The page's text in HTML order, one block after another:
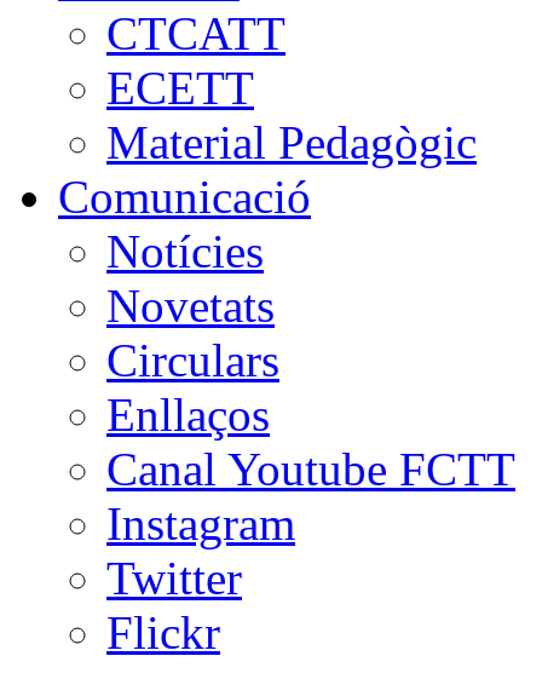
CTCATT
ECETT
Material Pedagògic
Comunicació
Notícies
Novetats
Circulars
Enllaços
Canal Youtube FCTT
Instagram
Twitter
Flickr